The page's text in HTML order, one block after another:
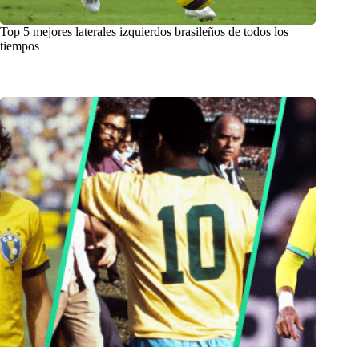
Top 5 mejores laterales izquierdos brasileños de todos los
tiempos